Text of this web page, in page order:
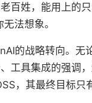
百姓，能用上的只
法想象。
的战略转向。无
工具集成的强调
，其最终目标只